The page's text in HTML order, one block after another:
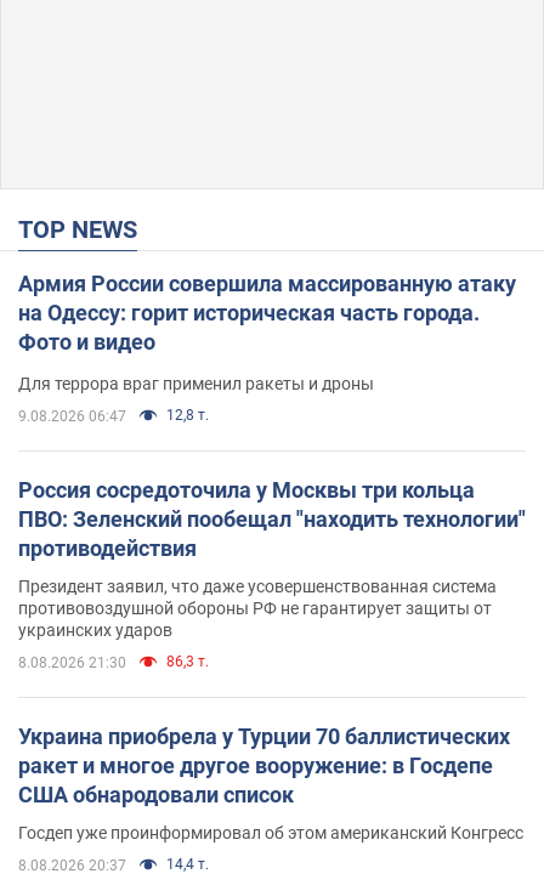
TOP NEWS
Армия России совершила массированную атаку
на Одессу: горит историческая часть города.
Фото и видео
Для террора враг применил ракеты и дроны
9.08.2026 06:47 12,8 т.
Россия сосредоточила у Москвы три кольца
ПВО: Зеленский пообещал "находить технологии"
противодействия
Президент заявил, что даже усовершенствованная система
противовоздушной обороны РФ не гарантирует защиты от
украинских ударов
8.08.2026 21:30 86,3 т.
Украина приобрела у Турции 70 баллистических
ракет и многое другое вооружение: в Госдепе
США обнародовали список
Госдеп уже проинформировал об этом американский Конгресс
8.08.2026 20:37 14,4 т.